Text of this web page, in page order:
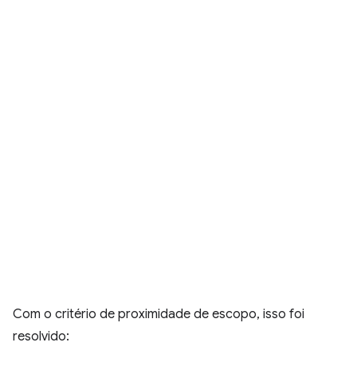
Com o critério de proximidade de escopo, isso foi
resolvido: